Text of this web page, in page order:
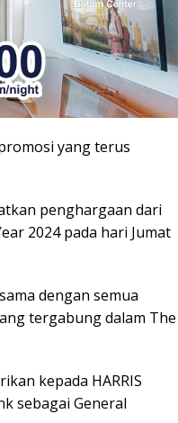
yang terus
penghargaan dari
2024 pada hari Jumat
dengan semua
tergabung dalam The
kepada HARRIS
sebagai General